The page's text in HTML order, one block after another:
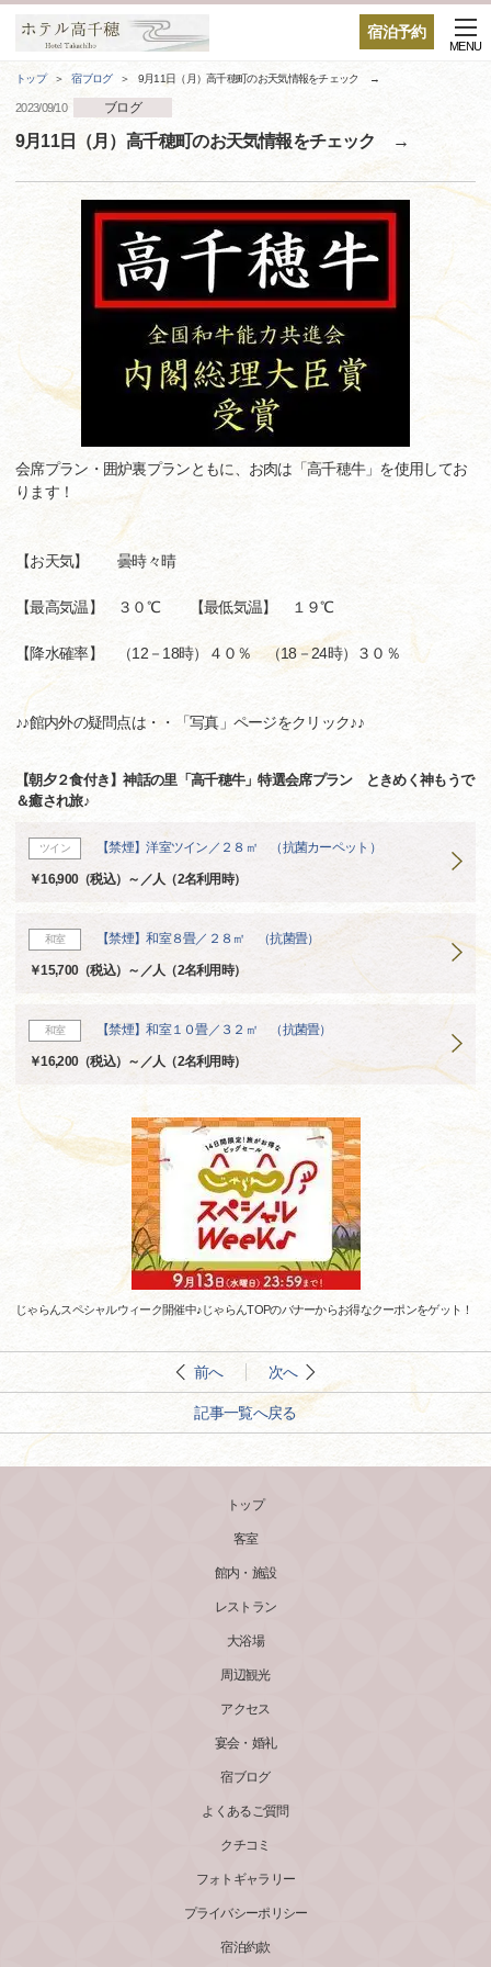
宿泊予約
MENU
トップ 宿ブログ 9月11日（月）高千穂町のお天気情報をチェック →
2023/09/10 ブログ
9月11日（月）高千穂町のお天気情報をチェック →
会席プラン・囲炉裏プランともに、お肉は「高千穂牛」を使用してお
ります！
【お天気】 曇時々晴
【最高気温】 ３０℃ 【最低気温】 １９℃
【降水確率】 （12－18時）４０％ （18－24時）３０％
♪♪館内外の疑問点は・・「写真」ページをクリック♪♪
【朝夕２食付き】神話の里「高千穂牛」特選会席プラン ときめく神もうで
＆癒され旅♪
ツイン 【禁煙】洋室ツイン／２８㎡ （抗菌カーペット）
￥16,900（税込）～／人（2名利用時）
和室 【禁煙】和室８畳／２８㎡ （抗菌畳）
￥15,700（税込）～／人（2名利用時）
和室 【禁煙】和室１０畳／３２㎡ （抗菌畳）
￥16,200（税込）～／人（2名利用時）
じゃらんスペシャルウィーク開催中♪じゃらんTOPのバナーからお得なクーポンをゲット！
前へ 次へ
記事一覧へ戻る
トップ
客室
館内・施設
レストラン
大浴場
周辺観光
アクセス
宴会・婚礼
宿ブログ
よくあるご質問
クチコミ
フォトギャラリー
プライバシーポリシー
宿泊約款